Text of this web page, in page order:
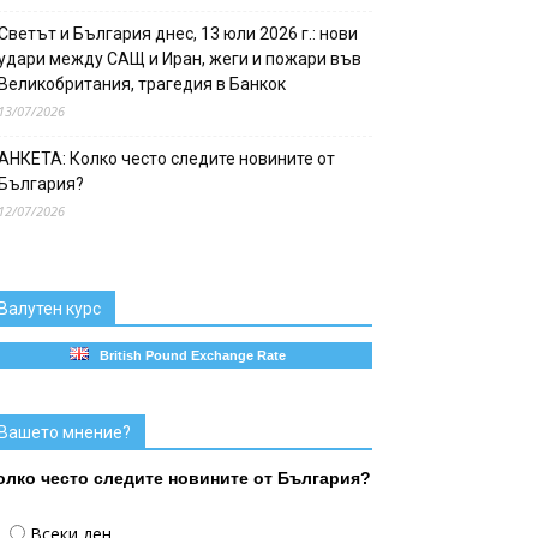
и България днес, 13 юли 2026 г.: нови
между САЩ и Иран, жеги и пожари във
трагедия в Банкок
07/2026
Колко често следите новините от
07/2026
курс
British Pound Exchange Rate
мнение?
често следите новините от България?